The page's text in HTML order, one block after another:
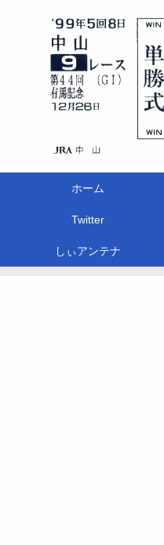
ホーム
Twitter
しぃアンテナ